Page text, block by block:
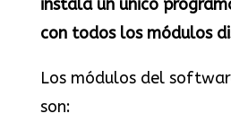
instala un único
con todos los módulos
Los módulos del
son: